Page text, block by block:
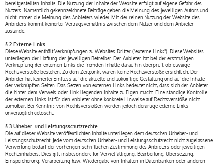
bereitgestellten Inhalte. Die Nutzung der Inhalte der Website erfolgt auf eigene Gefahr des
Nutzers. Namentlich gekennzeichnete Beiträge geben die Meinung des jeweiligen Autors und
nicht immer die Meinung des Anbieters wieder. Mit der reinen Nutzung der Website des
Anbieters kommt keinerlei Vertragsverhältnis zwischen dem Nutzer und dem Anbieter
zustande.
§ 2 Externe Links
Diese Website enthält Verknüpfungen zu Websites Dritter ("externe Links"). Diese Websites
unterliegen der Haftung der jeweiligen Betreiber. Der Anbieter hat bei der erstmaligen
Verknüpfung der externen Links die fremden Inhalte daraufhin überprüft, ob etwaige
Rechtsverstöße bestehen. Zu dem Zeitpunkt waren keine Rechtsverstöße ersichtlich. Der
Anbieter hat keinerlei Einfluss auf die aktuelle und zukünftige Gestaltung und auf die Inhalte
der verknüpften Seiten. Das Setzen von externen Links bedeutet nicht, dass sich der Anbieter
die hinter dem Verweis oder Link liegenden Inhalte zu Eigen macht. Eine ständige Kontrolle
der externen Links ist für den Anbieter ohne konkrete Hinweise auf Rechtsverstöße nicht
zumutbar. Bei Kenntnis von Rechtsverstößen werden jedoch derartige externe Links
unverzüglich gelöscht.
§ 3 Urheber- und Leistungsschutzrechte
Die auf dieser Website veröffentlichten Inhalte unterliegen dem deutschen Urheber- und
Leistungsschutzrecht. Jede vom deutschen Urheber- und Leistungsschutzrecht nicht zugelassene
Verwertung bedarf der vorherigen schriftlichen Zustimmung des Anbieters oder jeweiligen
Rechteinhabers. Dies gilt insbesondere für Vervielfältigung, Bearbeitung, Übersetzung,
Einspeicherung, Verarbeitung bzw. Wiedergabe von Inhalten in Datenbanken oder anderen